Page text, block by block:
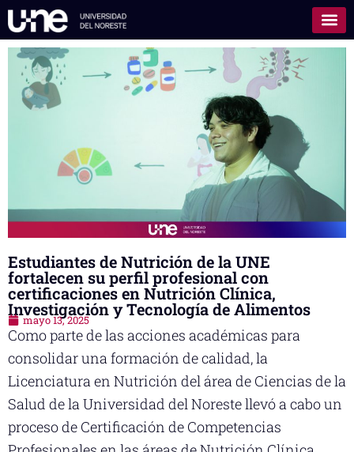
Estudiantes de Nutrición de la UNE
fortalecen su perfil profesional con
certificaciones en Nutrición Clínica,
Investigación y Tecnología de Alimentos
mayo 13, 2025
Como parte de las acciones académicas para
consolidar una formación de calidad, la
Licenciatura en Nutrición del área de Ciencias de la
Salud de la Universidad del Noreste llevó a cabo un
proceso de Certificación de Competencias